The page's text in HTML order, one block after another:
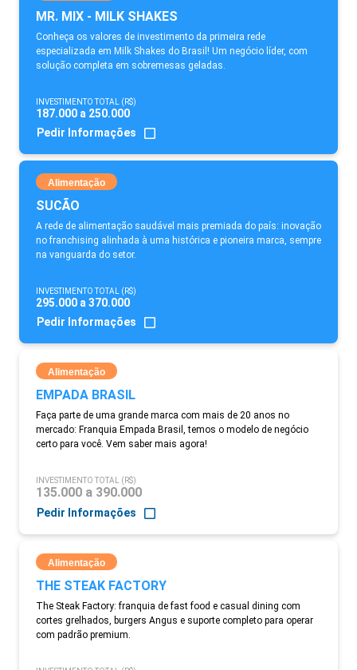
MR. MIX - MILK SHAKES
Conheça os valores de investimento da primeira rede
especializada em Milk Shakes do Brasil! Um negócio líder, com
solução completa em sobremesas geladas.
INVESTIMENTO TOTAL (R$)
187.000 a 250.000
Pedir Informações
Alimentação
SUCÃO
A rede de alimentação saudável mais premiada do país: inovação
no franchising alinhada à uma histórica e pioneira marca, sempre
na vanguarda do setor.
INVESTIMENTO TOTAL (R$)
295.000 a 370.000
Pedir Informações
Alimentação
EMPADA BRASIL
Faça parte de uma grande marca com mais de 20 anos no
mercado: Franquia Empada Brasil, temos o modelo de negócio
certo para você. Vem saber mais agora!
INVESTIMENTO TOTAL (R$)
135.000 a 390.000
Pedir Informações
Alimentação
THE STEAK FACTORY
The Steak Factory: franquia de fast food e casual dining com
cortes grelhados, burgers Angus e suporte completo para operar
com padrão premium.